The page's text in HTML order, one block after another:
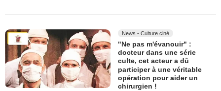
News - Culture ciné
"Ne pas m'évanouir" :
docteur dans une série
culte, cet acteur a dû
participer à une véritable
opération pour aider un
chirurgien !